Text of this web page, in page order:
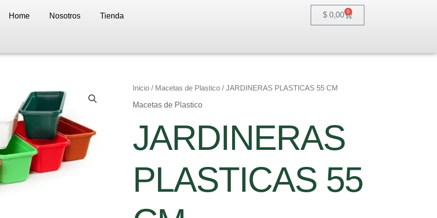
Home Nosotros Tienda $ 0,00 0
Cart
Inicio / Macetas de Plastico / JARDINERAS PLASTICAS 55 CM
Macetas de Plastico
JARDINERAS
PLASTICAS 55
JARDINERAS
55
cantidad